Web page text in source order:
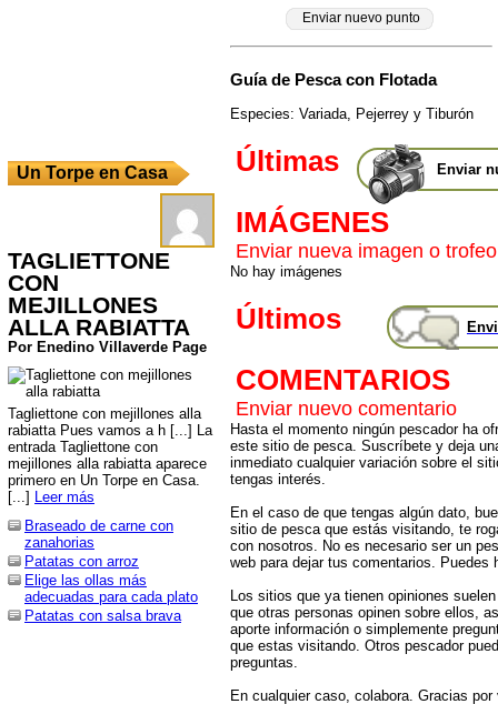
Un Torpe en Casa
TAGLIETTONE
CON
MEJILLONES
ALLA RABIATTA
Por Enedino Villaverde Page
Tagliettone con mejillones alla
rabiatta Pues vamos a h [...] La
entrada Tagliettone con
mejillones alla rabiatta aparece
primero en Un Torpe en Casa.
[...] Leer más
Braseado de carne con
zanahorias
Patatas con arroz
Elige las ollas más
adecuadas para cada plato
Patatas con salsa brava
Enviar nuevo punto
Guía de Pesca con Flotada
Especies: Variada, Pejerrey y Tiburón
Enviar
Últimas
IMÁGENES
Enviar nueva imagen o trofeo
No hay imágenes
Últimos
COMENTARIOS
Enviar nuevo comentario
Hasta el momento ningún pescador ha
este sitio de pesca. Suscríbete y deja
inmediato cualquier variación sobre el
tengas interés.
En el caso de que tengas algún dato,
sitio de pesca que estás visitando, te
con nosotros. No es necesario ser un
web para dejar tus comentarios. Puedes
Los sitios que ya tienen opiniones
que otras personas opinen sobre ellos,
aporte información o simplemente
que estas visitando. Otros pescador
preguntas.
En cualquier caso, colabora. Gracias